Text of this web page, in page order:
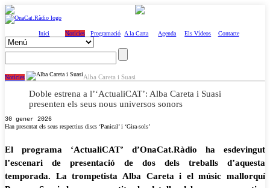
Inici Notícies Programació A la Carta Agenda Els Vídeos Contacte
Notícies Alba Careta i Suasi
Doble estrena a l’‘ActualiCAT’: Alba Careta i Suasi
presenten els seus nous universos sonors
30 gener 2026
Han presentat els seus respectius discs ‘Panical’ i ‘Gira-sols’
El programa ‘ActualiCAT’ d’OnaCat.Ràdio ha esdevingut
l’escenari de presentació de dos dels treballs d’aquesta
temporada. La trompetista Alba Careta i el músic mallorquí